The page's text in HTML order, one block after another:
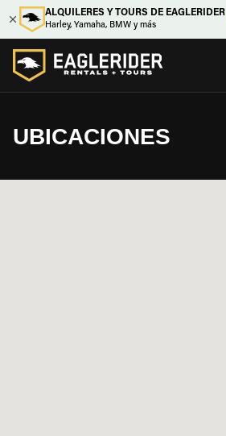
ALQUILERES Y TOURS DE EAGLERIDER
Harley, Yamaha, BMW y más
UBICACIONES